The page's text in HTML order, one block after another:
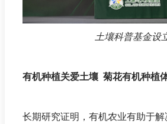
土壤科普基金设
有机种植关爱土壤 菊花有机种植
长期研究证明，有机农业有助于